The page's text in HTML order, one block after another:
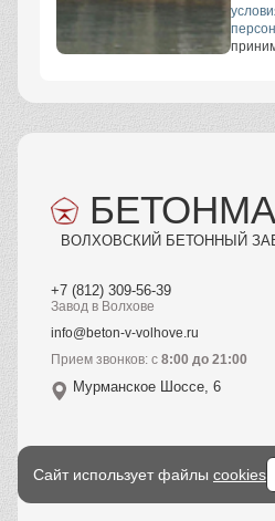
ВОЛХОВСКИЙ БЕТОННЫЙ
+7 (812) 309-56-39
Завод в Волхове
info@beton-v-volhove.ru
Прием звонков: с 8:00 до 21:00
Мурманское Шоссе, 6
Сайт использует файлы cookies